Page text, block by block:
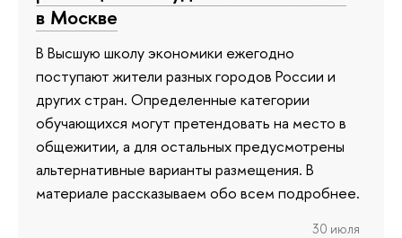
в Москве
В Высшую школу экономики ежегодно
поступают жители разных городов России и
других стран. Определенные категории
обучающихся могут претендовать на место в
общежитии, а для остальных предусмотрены
альтернативные варианты размещения. В
материале рассказываем обо всем подробнее.
30 июля